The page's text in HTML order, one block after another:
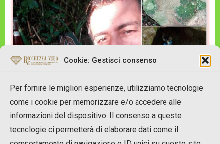
Cookie: Gestisci consenso
Per fornire le migliori esperienze, utilizziamo tecnologie
come i cookie per memorizzare e/o accedere alle
informazioni del dispositivo. Il consenso a queste
tecnologie ci permetterà di elaborare dati come il